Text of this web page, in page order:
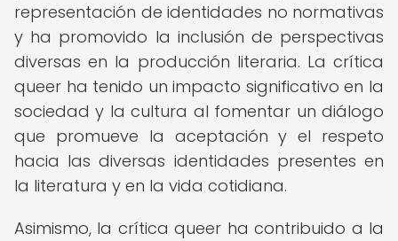
representación de identidades no normativas
y ha promovido la inclusión de perspectivas
diversas en la producción literaria. La crítica
queer ha tenido un impacto significativo en la
sociedad y la cultura al fomentar un diálogo
que promueve la aceptación y el respeto
hacia las diversas identidades presentes en
la literatura y en la vida cotidiana.
Asimismo, la crítica queer ha contribuido a la